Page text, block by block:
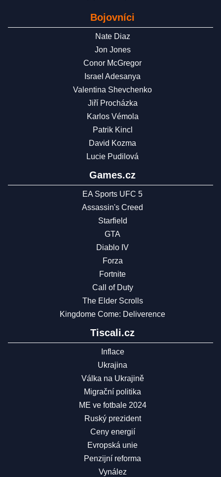
Bojovníci
Nate Diaz
Jon Jones
Conor McGregor
Israel Adesanya
Valentina Shevchenko
Jiří Procházka
Karlos Vémola
Patrik Kincl
David Kozma
Lucie Pudilová
Games.cz
EA Sports UFC 5
Assassin's Creed
Starfield
GTA
Diablo IV
Forza
Fortnite
Call of Duty
The Elder Scrolls
Kingdome Come: Deliverence
Tiscali.cz
Inflace
Ukrajina
Válka na Ukrajině
Migrační politika
ME ve fotbale 2024
Ruský prezident
Ceny energií
Evropská unie
Penzijní reforma
Vynález